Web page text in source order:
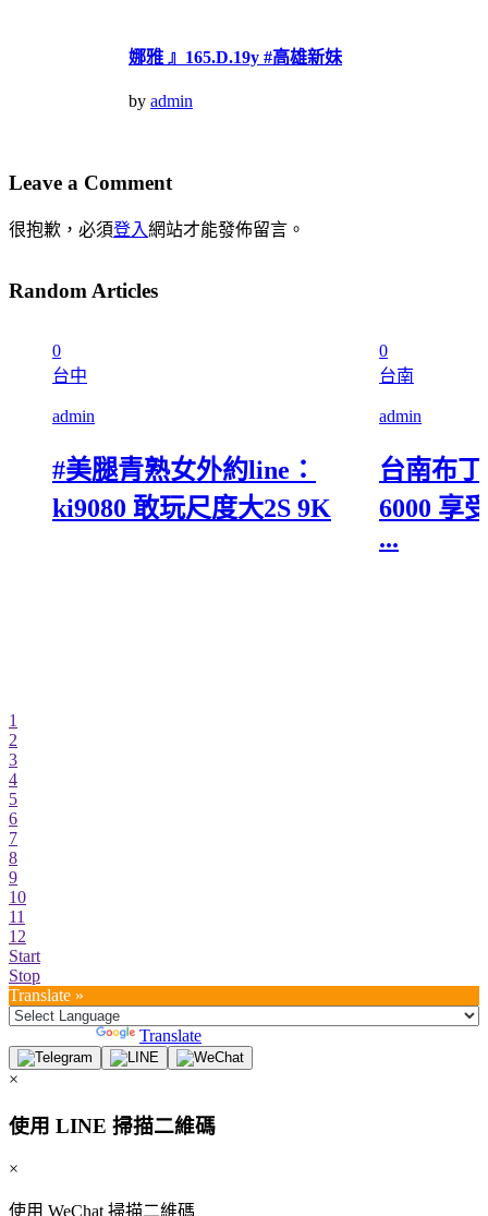
娜雅 』165.D.19y #高雄新妹
by admin
Leave a Comment
很抱歉，必須登入網站才能發佈留言。
Random Articles
0
台中
admin
#美腿青熟女外約line：
ki9080 敢玩尺度大2S 9K
0
台南
admin
台南布
6000 享
...
1
2
3
4
5
6
7
8
9
10
11
12
Start
Stop
Translate »
Translate
×
使用 LINE 掃描二維碼
×
使用 WeChat 掃描二維碼